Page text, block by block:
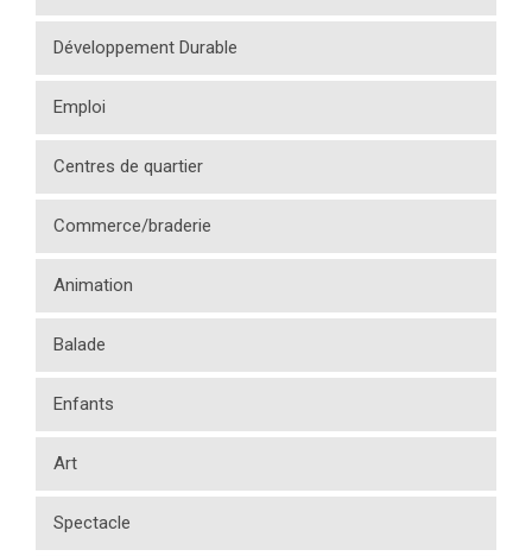
Développement Durable
Emploi
Centres de quartier
Commerce/braderie
Animation
Balade
Enfants
Art
Spectacle